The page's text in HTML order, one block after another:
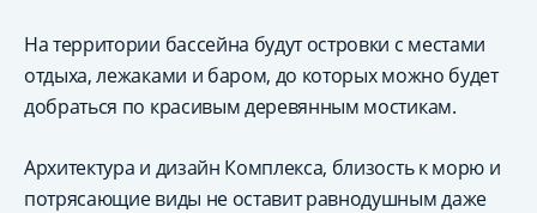
На территории бассейна будут островки с местами
отдыха, лежаками и баром, до которых можно будет
добраться по красивым деревянным мостикам.
Архитектура и дизайн Комплекса, близость к морю и
потрясающие виды не оставит равнодушным даже